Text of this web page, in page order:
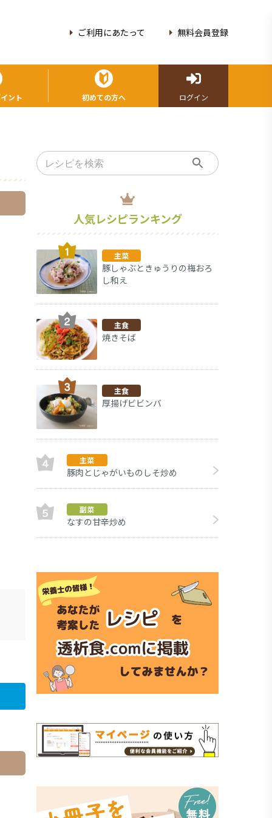
ご利用にあたって 無料会員登録
ント 初めての方へ ログイン
人気レシピランキング
主菜
豚しゃぶときゅうりの梅おろ
し和え
主食
焼きそば
主食
厚揚げビビンバ
主菜
豚肉とじゃがいものしそ炒め
副菜
なすの甘辛炒め